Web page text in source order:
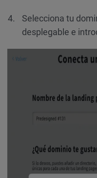
Selecciona tu
desplegable e